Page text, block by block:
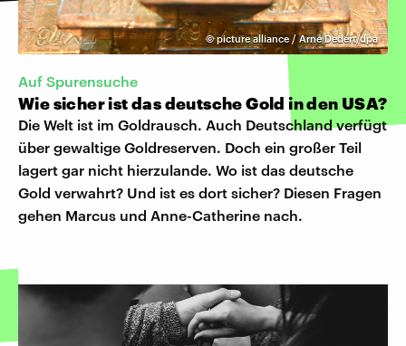
©picture alliance / Arne Dedert/dpa
Auf Spurensuche
Wie sicher ist das deutsche Gold in den USA?
Die Welt ist im Goldrausch. Auch Deutschland verfügt
über gewaltige Goldreserven. Doch ein großer Teil
lagert gar nicht hierzulande. Wo ist das deutsche
Gold verwahrt? Und ist es dort sicher? Diesen Fragen
gehen Marcus und Anne-Catherine nach.